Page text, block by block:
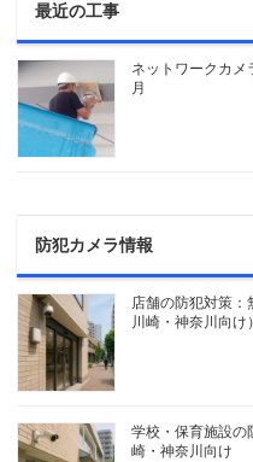
最近の工事
ネットワークカ
月
防犯カメラ情報
店舗の防犯対策：
川崎・神奈川向け）
学校・保育施設の
崎・神奈川向け